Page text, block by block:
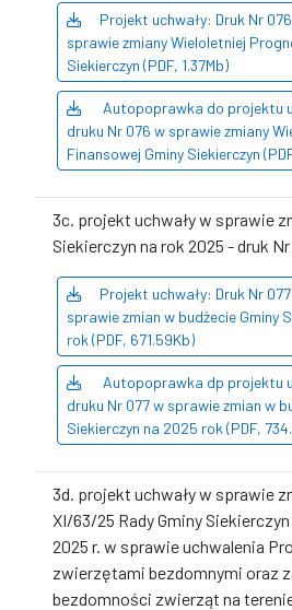
Projekt uchwały: Druk Nr
sprawie zmiany Wieloletniej
Siekierczyn (PDF, 1.37Mb)
Autopoprawka do projektu
druku Nr 076 w sprawie zmiany
Finansowej Gminy Siekierczyn
3c. projekt uchwały w sprawie
Siekierczyn na rok 2025 - druk
Projekt uchwały: Druk Nr
sprawie zmian w budżecie Gminy
rok (PDF, 671.59Kb)
Autopoprawka dp projektu
druku Nr 077 w sprawie zmian w
Siekierczyn na 2025 rok (PDF,
3d. projekt uchwały w sprawie
XI/63/25 Rady Gminy
2025 r. w sprawie uchwalenia
zwierzętami bezdomnymi oraz
bezdomności zwierząt na